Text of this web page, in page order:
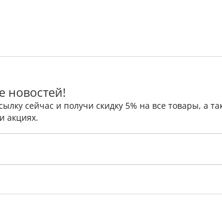
новостей!
сейчас и получи скидку 5% на все товары, а
акциях.